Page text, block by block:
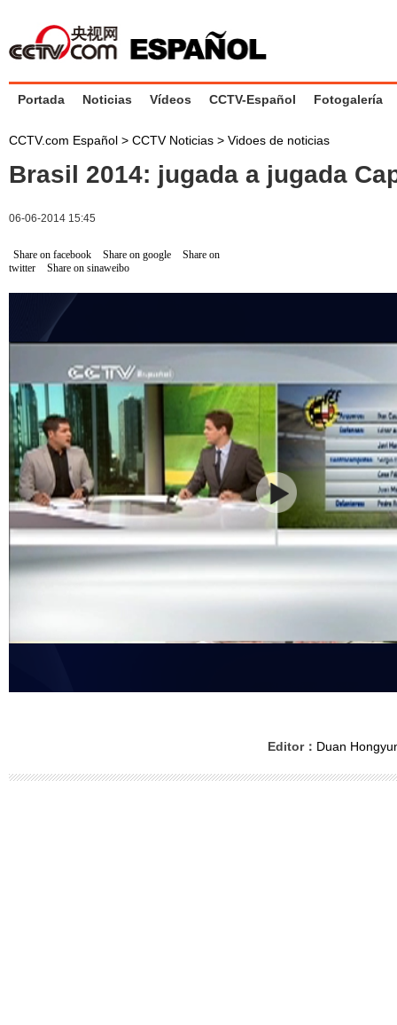
Portada Noticias Vídeos CCTV-Español Fotogalería
CCTV.com Español > CCTV Noticias > Vidoes de noticias
Brasil 2014: jugada a jugada
06-06-2014 15:45
Share on facebook Share on google
Share on
twitter
Share on sinaweibo
Editor： Duan